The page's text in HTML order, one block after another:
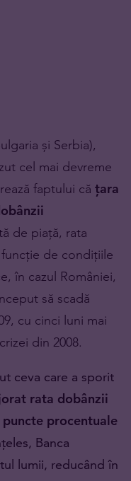
și Serbia),
cel mai devreme
faptului că țara
de piață, rata
de condițiile
în cazul României,
să scadă
cu cinci luni mai
din 2008.
ceva care a sporit
rata dobânzii
procentuale
Banca
lumii, reducând în